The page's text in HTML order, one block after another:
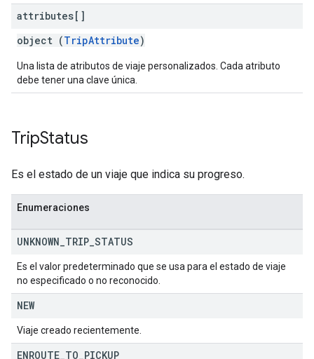
attributes[]
object (TripAttribute)
Una lista de atributos de viaje personalizados. Cada atributo
debe tener una clave única.
TripStatus
Es el estado de un viaje que indica su progreso.
Enumeraciones
UNKNOWN TRIP STATUS
Es el valor predeterminado que se usa para el estado de viaje
no especificado o no reconocido.
NEW
Viaje creado recientemente.
ENROUTE TO PICKUP